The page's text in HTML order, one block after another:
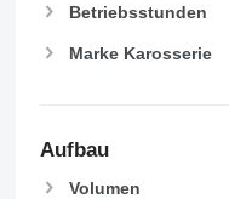
Betriebsstunden
Marke Karosserie
Aufbau
Volumen